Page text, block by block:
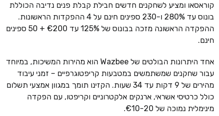
קוראסאו ומציע לשחקנים חדשים חבילת קבלת פנים נדיבה הכוללת
בונוס עד 280% ו-230 ספינים חינם על 4 ההפקדות הראשונות.
ההפקדה הראשונה מזכה בבונוס של 125% עד €200 + 50 ספינים
חינם.
אחד היתרונות הבולטים של Wazbee הוא מהירות המשיכות, במיוחד
עבור שחקנים שמשתמשים במטבעות קריפטוגרפיים – זמני עיבוד
מהירים של 9 דקות עד 34 שעות. הקזינו תומך במגוון אמצעי תשלום
כולל כרטיסי אשראי, ארנקים אלקטרוניים וקריפטו, עם הפקדה
מינימלית נמוכה של €10-20.